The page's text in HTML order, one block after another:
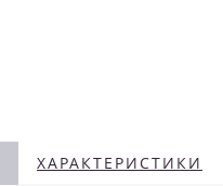
ХАРАКТЕРИСТИКИ